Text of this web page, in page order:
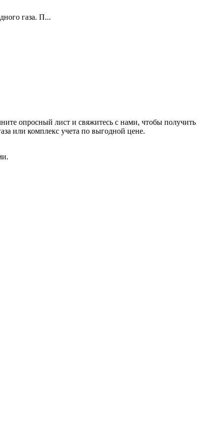
газа. П...
опросный лист и свяжитесь с нами, чтобы получить
или комплекс учета по выгодной цене.